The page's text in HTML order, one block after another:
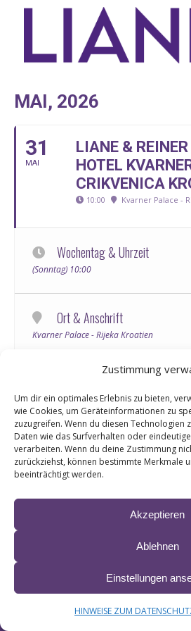
Zustimmung
Um dir ein optimales Erlebnis zu bieten,
wie Cookies, um Geräteinformationen zu
zuzugreifen. Wenn du diesen Technologien
Daten wie das Surfverhalten oder
verarbeiten. Wenn du deine Zustimmung
zurückziehst, können bestimmte Merkmale
beeinträchtigt werden.
Akzeptieren
Ablehnen
Einstellungen
HINWEISE ZUM
MAI, 2026
31
MAI
LIANE &
HOTEL
CRIKVENICA
10:00 Kvarner Palace -
Wochentag & Uhrzeit
(Sonntag) 10:00
Ort & Anschrift
Kvarner Palace - Rijeka Kroatien
Ankunftstag!
Spiel noch einmal für mich Habanero –
im Hotel Kvarner Palace – Crikvenica /
Genießen Sie beim Konzert die
Reiner, zum Greifen nah im
bis-462026-315-bis-762026/
statt, bei nicht so gutem Wetter innen an
© 2024 LIANE ∙ site by krobbdesign
DATENSCHUTZ
BARRIEREFREIHEITSERKLÄRUNG